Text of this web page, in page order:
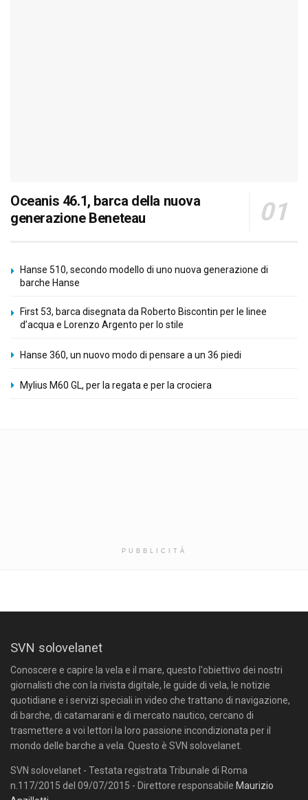
Oceanis 46.1, barca della nuova
generazione Beneteau
Hanse 510, secondo modello di uno nuova generazione di
barche Hanse
First 53, barca disegnata da Roberto Biscontin per le linee
d’acqua e Lorenzo Argento per lo stile
Hanse 360, un nuovo modo di pensare a un 36 piedi
Mylius M60 GL, per la regata e per la crociera
PUBBLICITÀ
SVN solovelanet
Conoscere e capire la vela e il mare, questo l'obiettivo dei nostri
giornalisti che con la rivista digitale, le guide di vela, le notizie
quotidiane e i servizi speciali in video che trattano di navigazione,
di barche, di catamarani e di mercato nautico, cercano di
trasmettere a voi lettori la loro passione incondizionata per il
mondo delle barche a vela. Questo è SVN solovelanet.
SVN solovelanet - Testata registrata Tribunale di Roma
n.117/2015 del 09/07/2015 - Direttore responsabile Maurizio